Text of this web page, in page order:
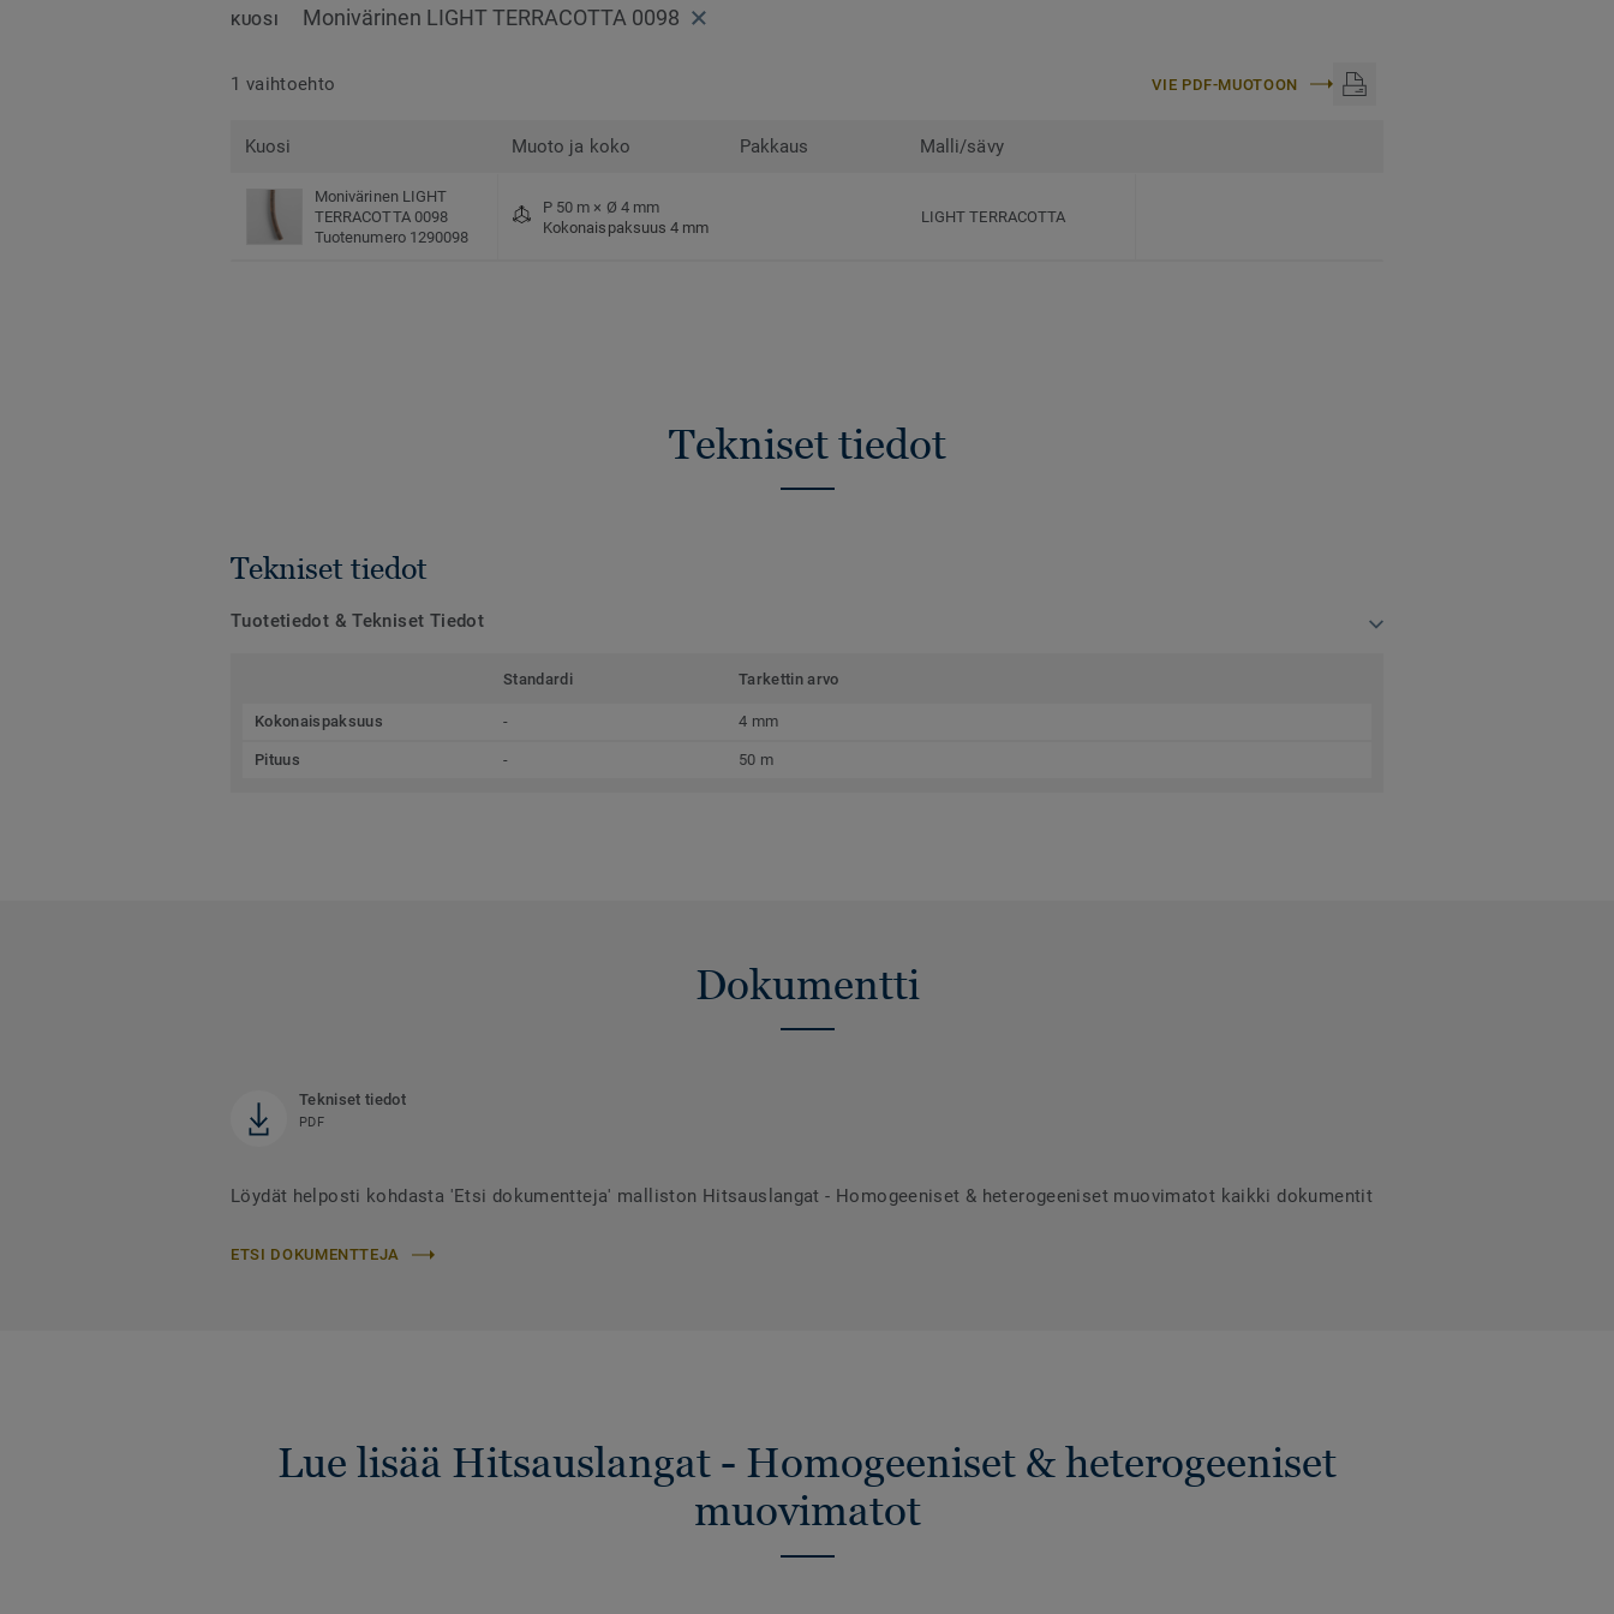
KUOSI Monivärinen LIGHT TERRACOTTA 0098
1 vaihtoehto VIE PDF-MUOTOON
Kuosi Muoto ja koko Pakkaus Malli/sävy
Monivärinen LIGHT
TERRACOTTA 0098
Tuotenumero 1290098
P 50 m × Ø 4 mm
Kokonaispaksuus 4 mm
LIGHT TERRACOTTA
Tekniset tiedot
Tekniset tiedot
Tuotetiedot & Tekniset Tiedot
Standardi Tarkettin arvo
Kokonaispaksuus - 4 mm
Pituus - 50 m
Dokumentti
Tekniset tiedot
PDF
Löydät helposti kohdasta 'Etsi dokumentteja' malliston Hitsauslangat - Homogeeniset & heterogeeniset muovimatot kaikki dokumentit
ETSI DOKUMENTTEJA
Lue lisää Hitsauslangat - Homogeeniset & heterogeeniset
muovimatot